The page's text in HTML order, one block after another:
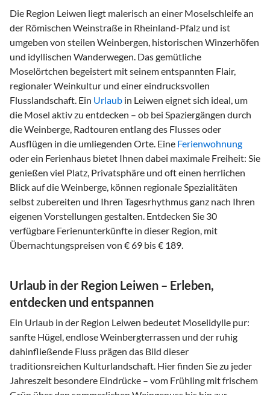
Die Region Leiwen liegt malerisch an einer Moselschleife an
der Römischen Weinstraße in Rheinland-Pfalz und ist
umgeben von steilen Weinbergen, historischen Winzerhöfen
und idyllischen Wanderwegen. Das gemütliche
Moselörtchen begeistert mit seinem entspannten Flair,
regionaler Weinkultur und einer eindrucksvollen
Flusslandschaft. Ein Urlaub in Leiwen eignet sich ideal, um
die Mosel aktiv zu entdecken – ob bei Spaziergängen durch
die Weinberge, Radtouren entlang des Flusses oder
Ausflügen in die umliegenden Orte. Eine Ferienwohnung
oder ein Ferienhaus bietet Ihnen dabei maximale Freiheit: Sie
genießen viel Platz, Privatsphäre und oft einen herrlichen
Blick auf die Weinberge, können regionale Spezialitäten
selbst zubereiten und Ihren Tagesrhythmus ganz nach Ihren
eigenen Vorstellungen gestalten. Entdecken Sie 30
verfügbare Ferienunterkünfte in dieser Region, mit
Übernachtungspreisen von € 69 bis € 189.
Urlaub in der Region Leiwen – Erleben,
entdecken und entspannen
Ein Urlaub in der Region Leiwen bedeutet Moselidylle pur:
sanfte Hügel, endlose Weinbergterrassen und der ruhig
dahinfließende Fluss prägen das Bild dieser
traditionsreichen Kulturlandschaft. Hier finden Sie zu jeder
Jahreszeit besondere Eindrücke – vom Frühling mit frischem